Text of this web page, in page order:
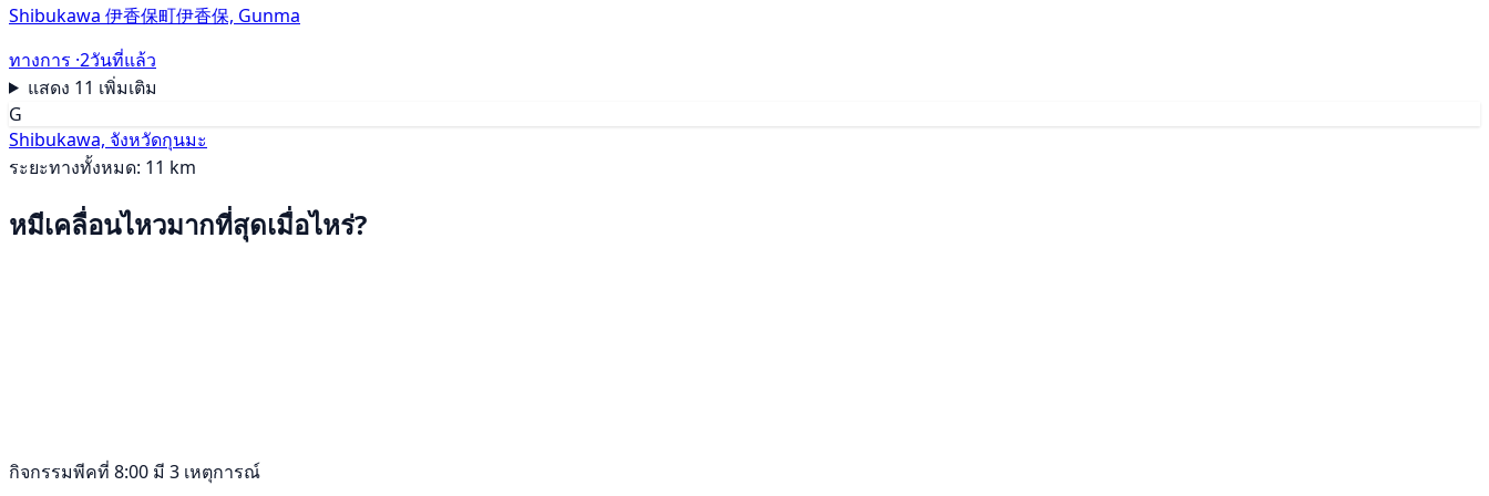
Shibukawa 伊香保町伊香保, Gunma
ทางการ ·2วันที่แล้ว
แสดง 11 เพิ่มเติม
G
Shibukawa, จังหวัดกุนมะ
ระยะทางทั้งหมด: 11 km
หมีเคลื่อนไหวมากที่สุดเมื่อไหร่?
กิจกรรมพีคที่ 8:00 มี 3 เหตุการณ์